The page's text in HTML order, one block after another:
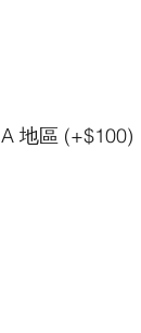
A 地區 (+$100)